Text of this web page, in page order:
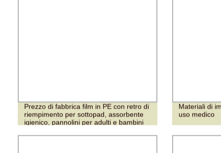
Prezzo di fabbrica film in PE con retro di
riempimento per sottopad, assorbente
igienico, pannolini per adulti e bambini
Materiali di
uso medico